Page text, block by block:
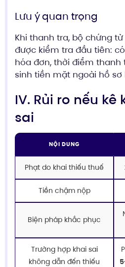
Lưu ý quan trọng
Khi thanh tra, bộ chứng
được kiểm tra đầu tiên:
hóa đơn, thời điểm thanh
sinh tiền mặt ngoài hồ sơ
IV. Rủi ro nếu
sai
NỘI DUNG
Phạt do khai thiếu thuế
Tiền chậm nộp
Biện pháp khắc phục
Trường hợp khai sai
không dẫn đến thiếu